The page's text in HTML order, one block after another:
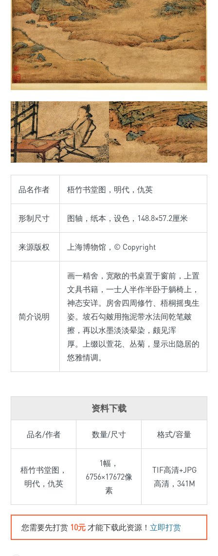
品名作者 梧竹书堂图，明代，仇英
形制尺寸 图轴，纸本，设色，148.8×57.2厘米
来源版权 上海博物馆，© Copyright
简介说明
画一精舍，宽敞的书桌置于窗前，上置
文具书籍，一士人半作半卧于躺椅上，
神态安详。房舍四周修竹、梧桐摇曳生
姿。坡石勾皴用拖泥带水法间乾笔皴
擦，再以水墨淡淡晕染，颇见浑
厚。上缀以萱花、丛菊，显示出隐居的
悠雅情调。
资料下载
品名/作者 数量/尺寸 格式/容量
梧竹书堂图，
明代，仇英
1幅，
6756×17672像
素
TIF高清+JPG
高清，341M
您需要先打赏 10元 才能下载此资源！ 立即打赏